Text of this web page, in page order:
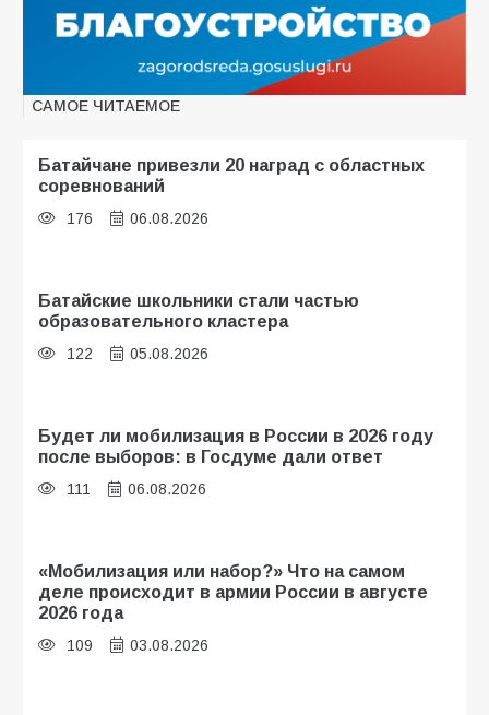
САМОЕ ЧИТАЕМОЕ
Батайчане привезли 20 наград с областных
соревнований
176 06.08.2026
Батайские школьники стали частью
образовательного кластера
122 05.08.2026
Будет ли мобилизация в России в 2026 году
после выборов: в Госдуме дали ответ
111 06.08.2026
«Мобилизация или набор?» Что на самом
деле происходит в армии России в августе
2026 года
109 03.08.2026